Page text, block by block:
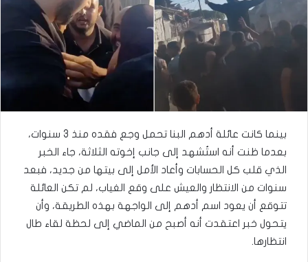
بينما كانت عائلة أدهم البنا تحمل وجع فقده منذ 3 سنوات،
بعدما ظنت أنه استُشهد إلى جانب إخوته الثلاثة، جاء الخبر
الذي قلب كل الحسابات وأعاد الأمل إلى بيتها من جديد، فبعد
سنوات من الانتظار والعيش على وقع الغياب، لم تكن العائلة
تتوقع أن يعود اسم أدهم إلى الواجهة بهذه الطريقة، وأن
يتحول خبر اعتقدت أنه أصبح من الماضي إلى لحظة لقاء طال
انتظارها.